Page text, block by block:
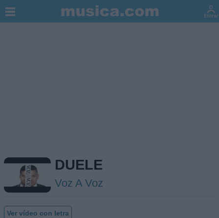
DUELE
Voz A Voz
Ver vídeo con letra